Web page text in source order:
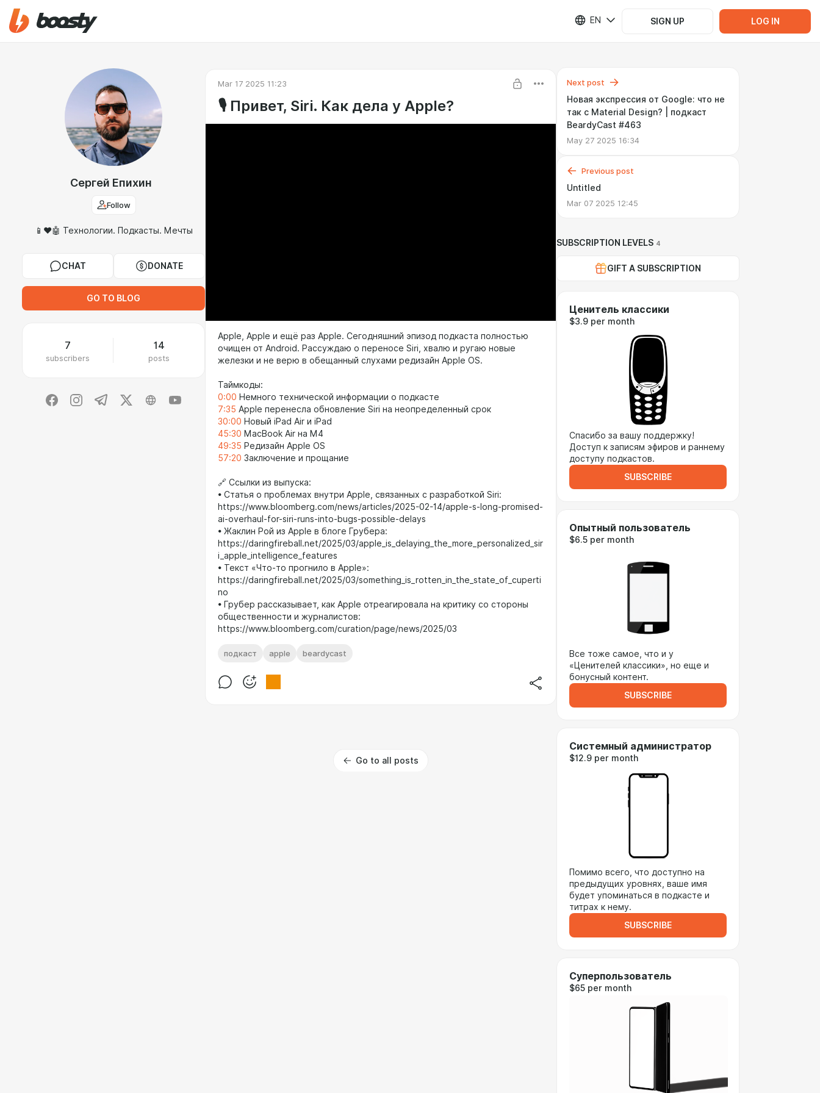
EN SIGN UP LOG IN
Сергей Епихин
Follow
📱❤️🤖 Технологии. Подкасты. Мечты
CHAT DONATE
GO TO BLOG
7
subscribers
14
posts
Mar 17 2025 11:23
🎙️ Привет, Siri. Как дела у Apple?
Apple, Apple и ещё раз Apple. Сегодняшний эпизод подкаста полностью
очищен от Android. Рассуждаю о переносе Siri, хвалю и ругаю новые
железки и не верю в обещанный слухами редизайн Apple OS.
Таймкоды:
0:00 Немного технической информации о подкасте
7:35 Apple перенесла обновление Siri на неопределенный срок
30:00 Новый iPad Air и iPad
45:30 MacBook Air на M4
49:35 Редизайн Apple OS
57:20 Заключение и прощание
🔗 Ссылки из выпуска:
• Статья о проблемах внутри Apple, связанных с разработкой Siri:
https://www.bloomberg.com/news/articles/2025-02-14/apple-s-long-promised-
ai-overhaul-for-siri-runs-into-bugs-possible-delays
• Жаклин Рой из Apple в блоге Грубера:
https://daringfireball.net/2025/03/apple_is_delaying_the_more_personalized_sir
i_apple_intelligence_features
• Текст «Что-то прогнило в Apple»:
https://daringfireball.net/2025/03/something_is_rotten_in_the_state_of_cuperti
no
• Грубер рассказывает, как Apple отреагировала на критику со стороны
общественности и журналистов:
https://www.bloomberg.com/curation/page/news/2025/03
подкаст apple beardycast
Go to all posts
Next post
Новая экспрессия от Google: что не
так с Material Design? | подкаст
BeardyCast #463
May 27 2025 16:34
Previous post
Untitled
Mar 07 2025 12:45
SUBSCRIPTION LEVELS 4
GIFT A SUBSCRIPTION
Ценитель классики
$3.9 per month
Спасибо за вашу поддержку!
Доступ к записям эфиров и раннему
доступу подкастов.
SUBSCRIBE
Опытный пользователь
$6.5 per month
Все тоже самое, что и у
«Ценителей классики», но еще и
бонусный контент.
SUBSCRIBE
Системный администратор
$12.9 per month
Помимо всего, что доступно на
предыдущих уровнях, ваше имя
будет упоминаться в подкасте и
титрах к нему.
SUBSCRIBE
Суперпользователь
$65 per month